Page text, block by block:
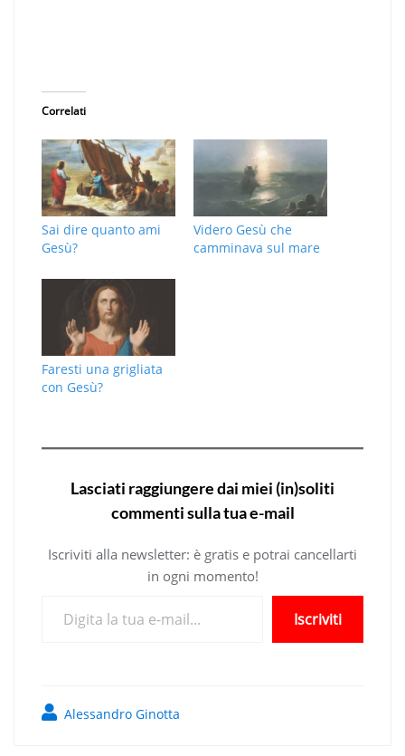
Correlati
Sai dire quanto ami
Gesù?
Videro Gesù che
camminava sul mare
Faresti una grigliata
con Gesù?
Lasciati raggiungere dai miei (in)soliti
commenti sulla tua e-mail
Iscriviti alla newsletter: è gratis e potrai cancellarti
in ogni momento!
Iscriviti
Alessandro Ginotta